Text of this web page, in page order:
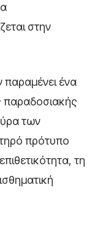
στην
παραμένει ένα
παραδοσιακής
των
πρότυπο
τη